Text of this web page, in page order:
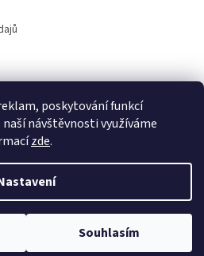
poskytování funkcí
návštěvnosti využíváme
zde.
Souhlasím
pestitel.cz. Všechna práva
Upravit nastavení cookies